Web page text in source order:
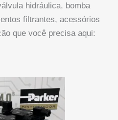
hidráulica, bomba
filtrantes, acessórios
que você precisa aqui: